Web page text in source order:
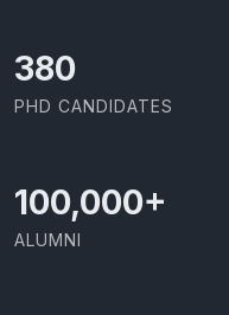
426
PHD CANDIDATES
100,000+
ALUMNI